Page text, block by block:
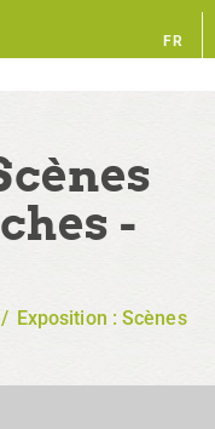
FR
-
/ Exposition : Scènes